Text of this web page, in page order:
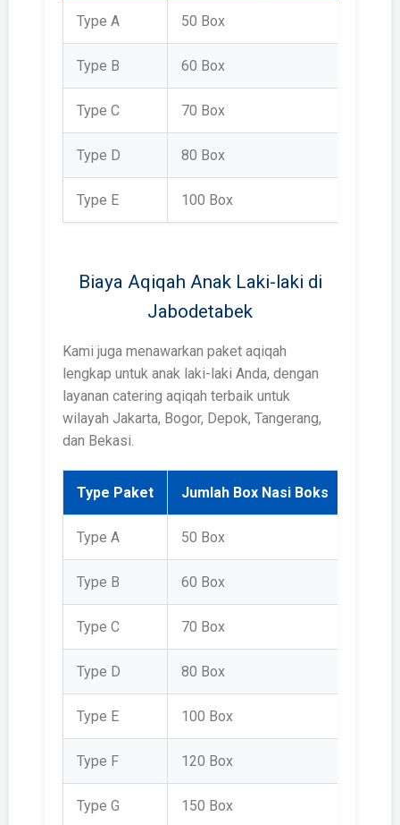
Type A 50 Box
Type B 60 Box
Type C 70 Box
Type D 80 Box
Type E 100 Box
Biaya Aqiqah Anak Laki-laki di
Jabodetabek
Kami juga menawarkan paket aqiqah
lengkap untuk anak laki-laki Anda, dengan
layanan catering aqiqah terbaik untuk
wilayah Jakarta, Bogor, Depok, Tangerang,
dan Bekasi.
Type Paket Jumlah Box Nasi Boks
Type A 50 Box
Type B 60 Box
Type C 70 Box
Type D 80 Box
Type E 100 Box
Type F 120 Box
Type G 150 Box